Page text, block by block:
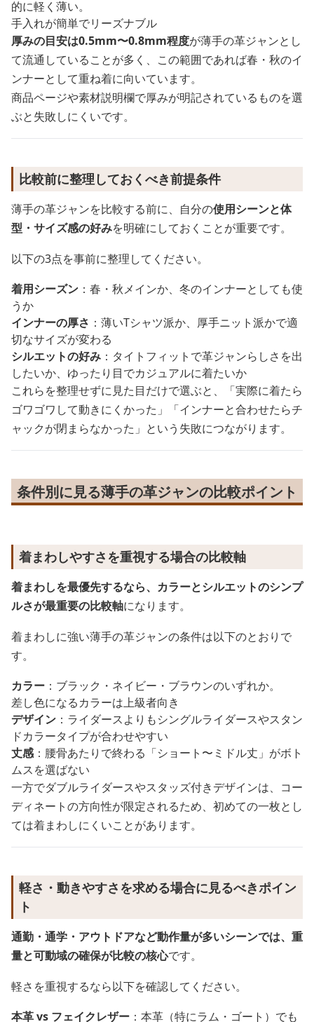
的に軽く薄い。
手入れが簡単でリーズナブル
厚みの目安は0.5mm〜0.8mm程度が薄手の革ジャンとし
て流通していることが多く、この範囲であれば春・秋のイ
ンナーとして重ね着に向いています。
商品ページや素材説明欄で厚みが明記されているものを選
ぶと失敗しにくいです。
比較前に整理しておくべき前提条件
薄手の革ジャンを比較する前に、自分の使用シーンと体
型・サイズ感の好みを明確にしておくことが重要です。
以下の3点を事前に整理してください。
着用シーズン ：春・秋メインか、冬のインナーとしても使
うか
インナーの厚さ ：薄いTシャツ派か、厚手ニット派かで適
切なサイズが変わる
シルエットの好み ：タイトフィットで革ジャンらしさを出
したいか、ゆったり目でカジュアルに着たいか
これらを整理せずに見た目だけで選ぶと、「実際に着たら
ゴワゴワして動きにくかった」「インナーと合わせたらチ
ャックが閉まらなかった」という失敗につながります。
条件別に見る薄手の革ジャンの比較ポイント
着まわしやすさを重視する場合の比較軸
着まわしを最優先するなら、カラーとシルエットのシンプ
ルさが最重要の比較軸になります。
着まわしに強い薄手の革ジャンの条件は以下のとおりで
す。
カラー ：ブラック・ネイビー・ブラウンのいずれか。
差し色になるカラーは上級者向き
デザイン ：ライダースよりもシングルライダースやスタン
ドカラータイプが合わせやすい
丈感：腰骨あたりで終わる「ショート〜ミドル丈」がボト
ムスを選ばない
一方でダブルライダースやスタッズ付きデザインは、コー
ディネートの方向性が限定されるため、初めての一枚とし
ては着まわしにくいことがあります。
軽さ・動きやすさを求める場合に見るべきポイン
ト
通勤・通学・アウトドアなど動作量が多いシーンでは、重
量と可動域の確保が比較の核心です。
軽さを重視するなら以下を確認してください。
本革 vs フェイクレザー ：本革（特にラム・ゴート）でも